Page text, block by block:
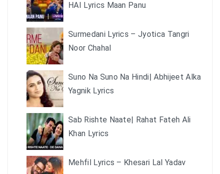
HAI Lyrics Maan Panu
Surmedani Lyrics – Jyotica Tangri
Noor Chahal
Suno Na Suno Na Hindi| Abhijeet Alka
Yagnik Lyrics
Sab Rishte Naate| Rahat Fateh Ali
Khan Lyrics
Mehfil Lyrics – Khesari Lal Yadav